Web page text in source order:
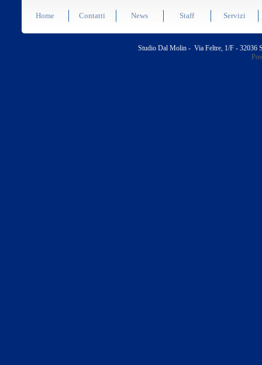
Home Contatti News Staff Servizi
Studio Dal Molin - Via Feltre, 1/F - 32036